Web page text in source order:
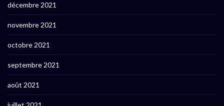
décembre 2021
novembre 2021
octobre 2021
septembre 2021
août 2021